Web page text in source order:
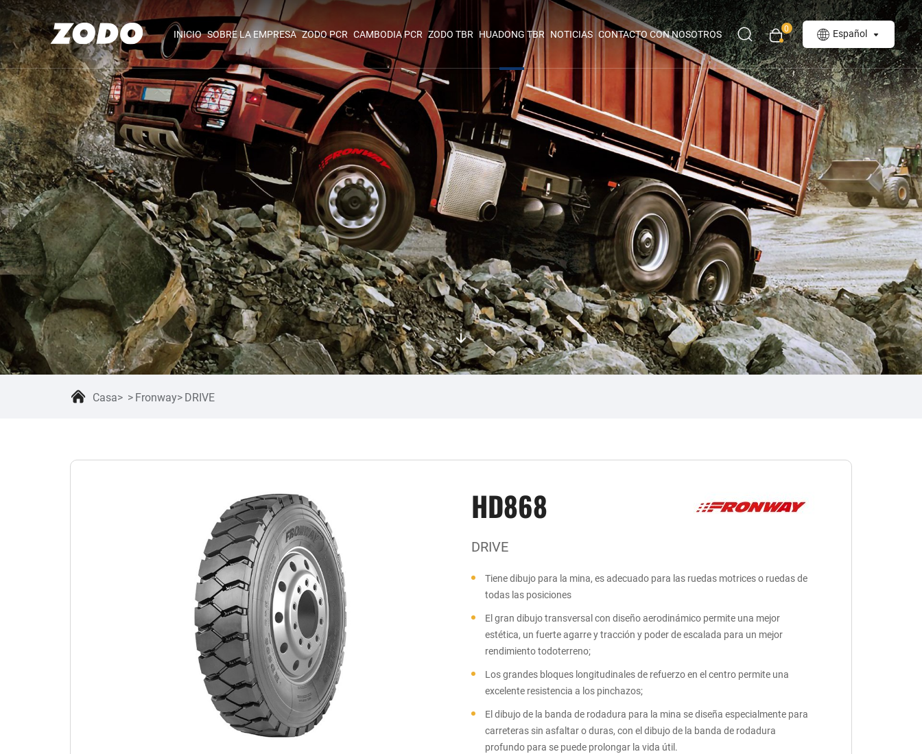
INICIO SOBRE LA EMPRESA ZODO PCR CAMBODIA PCR ZODO TBR HUADONG TBR NOTICIAS CONTACTO CON NOSOTROS 0 Español
Casa Fronway DRIVE
HD868
DRIVE
Tiene dibujo para la mina, es adecuado para las ruedas motrices o ruedas de
todas las posiciones
El gran dibujo transversal con diseño aerodinámico permite una mejor
estética, un fuerte agarre y tracción y poder de escalada para un mejor
rendimiento todoterreno;
Los grandes bloques longitudinales de refuerzo en el centro permite una
excelente resistencia a los pinchazos;
El dibujo de la banda de rodadura para la mina se diseña especialmente para
carreteras sin asfaltar o duras, con el dibujo de la banda de rodadura
profundo para se puede prolongar la vida útil.